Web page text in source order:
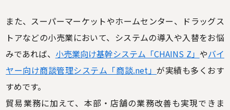
また、スーパーマーケットやホームセンター、ドラッグス
トアなどの小売業において、システムの導入や入替をお悩
みであれば、 小売業向け基幹システム「CHAINS Z」 やバイ
ヤー向け商談管理システム「商談.net」が実績も多くおす
すめです。
貿易業務に加えて、本部・店舗の業務改善も実現できま